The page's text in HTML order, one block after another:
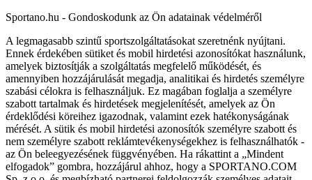
Sportano.hu - Gondoskodunk az Ön adatainak védelméről
A legmagasabb szintű sportszolgáltatásokat szeretnénk nyújtani.
Ennek érdekében sütiket és mobil hirdetési azonosítókat használunk,
amelyek biztosítják a szolgáltatás megfelelő működését, és
amennyiben hozzájárulását megadja, analitikai és hirdetés személyre
szabási célokra is felhasználjuk. Ez magában foglalja a személyre
szabott tartalmak és hirdetések megjelenítését, amelyek az Ön
érdeklődési köreihez igazodnak, valamint ezek hatékonyságának
mérését. A sütik és mobil hirdetési azonosítók személyre szabott és
nem személyre szabott reklámtevékenységekhez is felhasználhatók -
az Ön beleegyezésének függvényében. Ha rákattint a „Mindent
elfogadok” gombra, hozzájárul ahhoz, hogy a SPORTANO.COM